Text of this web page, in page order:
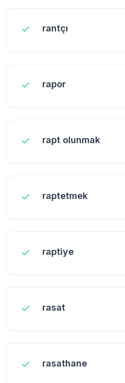
rantçı
rapor
rapt olunmak
raptetmek
raptiye
rasat
rasathane